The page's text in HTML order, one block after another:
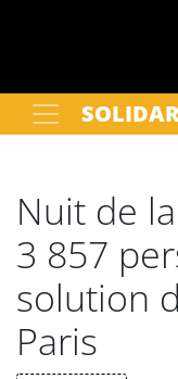
Votre recherche
Nuit de
3 857
solution
Paris
Panneau de gestion